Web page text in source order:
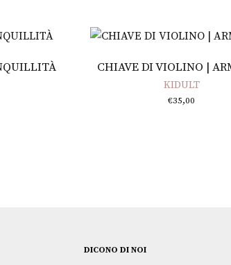
Aggiungi al carrello
CHIAVE DI VIOLINO |
KIDULT
€35,00
DICONO DI NOI